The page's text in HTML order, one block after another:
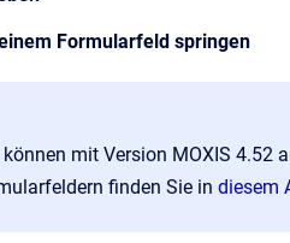
Formularfeld springen
mit Version MOXIS 4.52
finden Sie in diesem